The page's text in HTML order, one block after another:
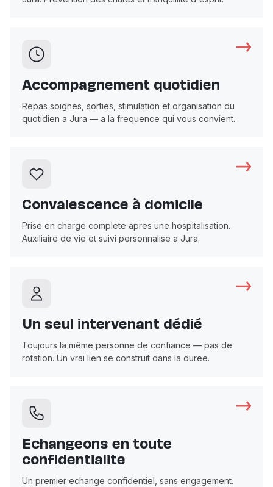
Accompagnement quotidien
Repas soignes, sorties, stimulation et organisation du
quotidien a Jura — a la frequence qui vous convient.
Convalescence à domicile
Prise en charge complete apres une hospitalisation.
Auxiliaire de vie et suivi personnalise a Jura.
Un seul intervenant dédié
Toujours la même personne de confiance — pas de
rotation. Un vrai lien se construit dans la duree.
Echangeons en toute
confidentialite
Un premier echange confidentiel, sans engagement.